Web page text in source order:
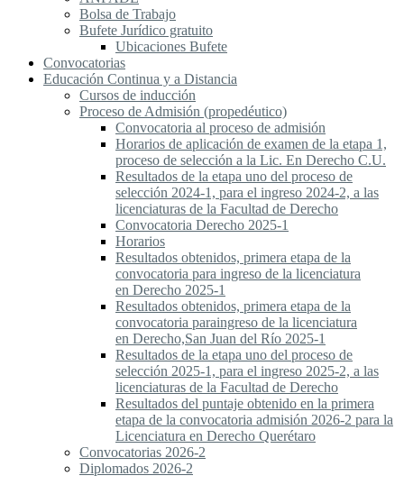
Bolsa de Trabajo
Bufete Jurídico gratuito
Ubicaciones Bufete
Convocatorias
Educación Continua y a Distancia
Cursos de inducción
Proceso de Admisión (propedéutico)
Convocatoria al proceso de admisión
Horarios de aplicación de examen de la etapa 1,
proceso de selección a la Lic. En Derecho C.U.
Resultados de la etapa uno del proceso de
selección 2024-1, para el ingreso 2024-2, a las
licenciaturas de la Facultad de Derecho
Convocatoria Derecho 2025-1
Horarios
Resultados obtenidos, primera etapa de la
convocatoria para ingreso de la licenciatura
en Derecho 2025-1
Resultados obtenidos, primera etapa de la
convocatoria paraingreso de la licenciatura
en Derecho,San Juan del Río 2025-1
Resultados de la etapa uno del proceso de
selección 2025-1, para el ingreso 2025-2, a las
licenciaturas de la Facultad de Derecho
Resultados del puntaje obtenido en la primera
etapa de la convocatoria admisión 2026-2 para la
Licenciatura en Derecho Querétaro
Convocatorias 2026-2
Diplomados 2026-2